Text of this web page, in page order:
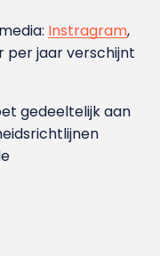
Instragram,
per jaar verschijnt
gedeeltelijk aan